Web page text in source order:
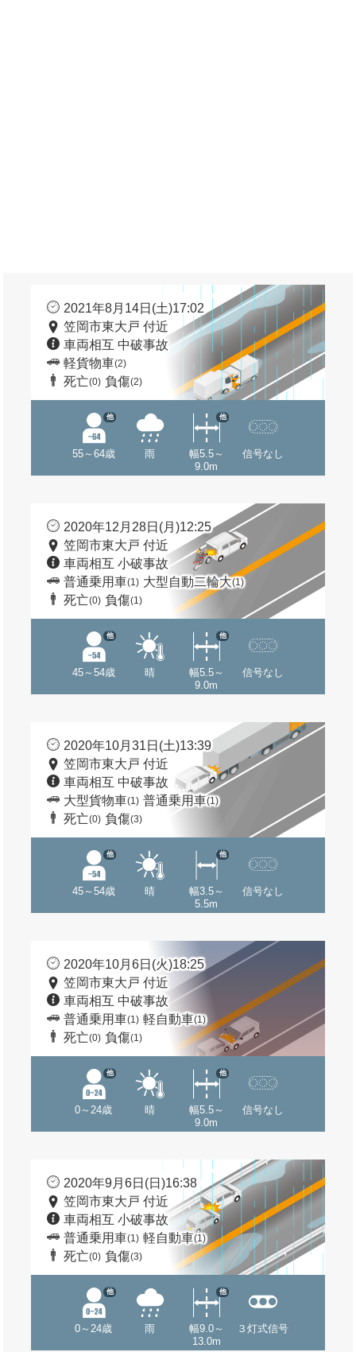
2021年8月14日(土)17:02
笠岡市東大戸 付近
車両相互 中破事故
軽貨物車(2)
死亡(0) 負傷(2)
55～64歳
他
雨
幅5.5～
9.0m
他
信号なし
2020年12月28日(月)12:25
笠岡市東大戸 付近
車両相互 小破事故
普通乗用車(1) 大型自動二輪大(1)
死亡(0) 負傷(1)
45～54歳
他
晴
幅5.5～
9.0m
他
信号なし
2020年10月31日(土)13:39
笠岡市東大戸 付近
車両相互 中破事故
大型貨物車(1) 普通乗用車(1)
死亡(0) 負傷(3)
45～54歳
他
晴
幅3.5～
5.5m
他
信号なし
2020年10月6日(火)18:25
笠岡市東大戸 付近
車両相互 中破事故
普通乗用車(1) 軽自動車(1)
死亡(0) 負傷(1)
0～24歳
他
晴
幅5.5～
9.0m
他
信号なし
2020年9月6日(日)16:38
笠岡市東大戸 付近
車両相互 小破事故
普通乗用車(1) 軽自動車(1)
死亡(0) 負傷(3)
0～24歳
他
雨
幅9.0～
13.0m
他
３灯式信号